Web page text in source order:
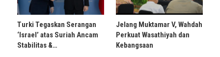
Turki Tegaskan Serangan
‘Israel’ atas Suriah Ancam
Stabilitas &…
Jelang Muktamar V, Wahdah
Perkuat Wasathiyah dan
Kebangsaan